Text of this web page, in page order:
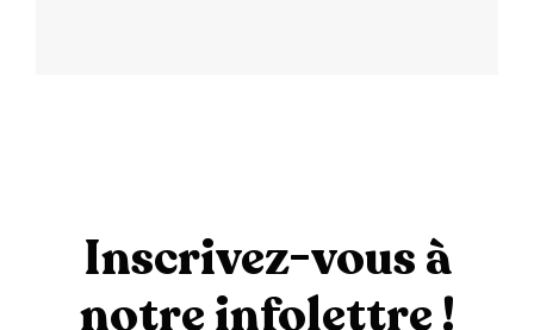
Inscrivez-vous à
notre infolettre !